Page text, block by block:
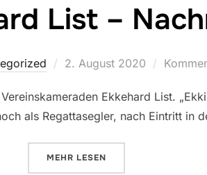
List –
Veröffentlicht
2. August 2020
Ekkehard List.
als Regattasegler, nach Eintritt in
MEHR ÜBER „EKKEHARD LIST –
LESEN